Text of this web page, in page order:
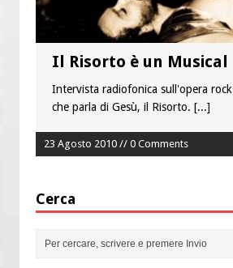
Il Risorto è un Musical
Intervista radiofonica sull'opera
che parla di Gesù, il Risorto. [...]
23 Agosto 2010 // 0 Comments
Cerca